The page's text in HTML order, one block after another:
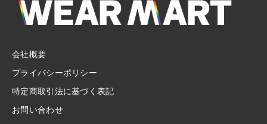
会社概要
プライバシーポリシー
特定商取引法に基づく表記
お問い合わせ